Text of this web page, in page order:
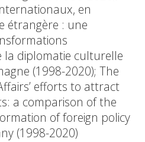
en
étrangère : une
la diplomatie culturelle
(1998-2020); The
efforts to attract
a comparison of the
of foreign policy
(1998-2020)